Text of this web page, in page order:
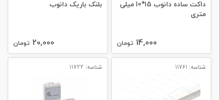
داکت ساده دانوب 15*10 میلی‌
متری
14,000 تومان
بلنک باریک دانوب
20,000 تومان
شناسه: 11761 شناسه: 11722